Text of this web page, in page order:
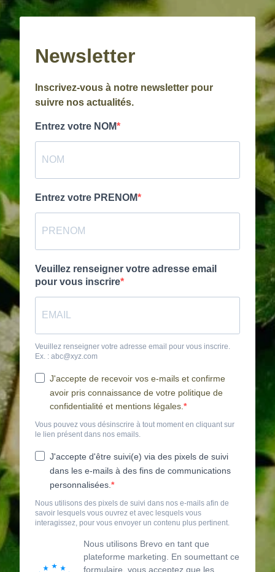
Newsletter
Inscrivez-vous à notre newsletter pour
suivre nos actualités.
Entrez votre NOM
Entrez votre PRENOM
Veuillez renseigner votre adresse email
pour vous inscrire
Veuillez renseigner votre adresse email pour vous inscrire.
Ex. : abc@xyz.com
J'accepte de recevoir vos e-mails et confirme
avoir pris connaissance de votre politique de
confidentialité et mentions légales.
Vous pouvez vous désinscrire à tout moment en cliquant sur
le lien présent dans nos emails.
J'accepte d'être suivi(e) via des pixels de suivi
dans les e-mails à des fins de communications
personnalisées.
Nous utilisons des pixels de suivi dans nos e-mails afin de
savoir lesquels vous ouvrez et avec lesquels vous
interagissez, pour vous envoyer un contenu plus pertinent.
Nous utilisons Brevo en tant que
plateforme marketing. En soumettant ce
formulaire, vous acceptez que les